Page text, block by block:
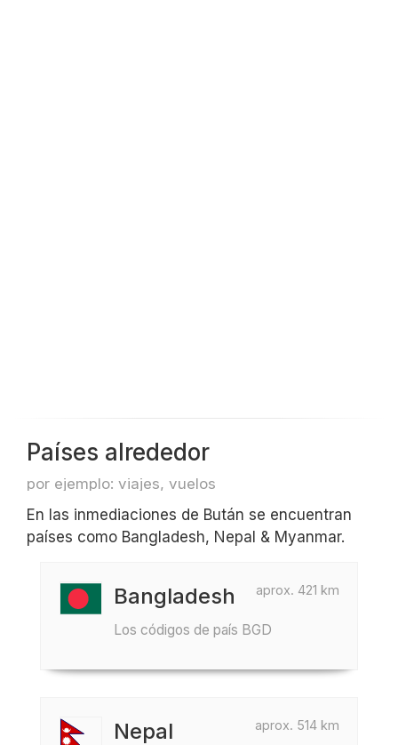
Países alrededor
por ejemplo: viajes, vuelos
En las inmediaciones de Bután se encuentran
países como Bangladesh, Nepal & Myanmar.
aprox. 421 km
Bangladesh
Los códigos de país BGD
aprox. 514 km
Nepal